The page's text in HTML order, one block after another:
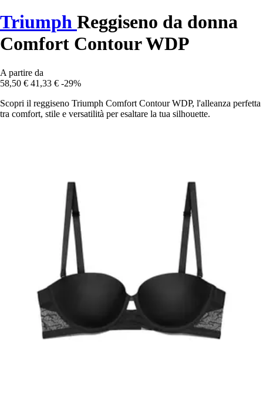
Triumph Reggiseno da donna
Comfort Contour WDP
A partire da
58,50 € 41,33 € -29%
Scopri il reggiseno Triumph Comfort Contour WDP, l'alleanza perfetta
tra comfort, stile e versatilità per esaltare la tua silhouette.